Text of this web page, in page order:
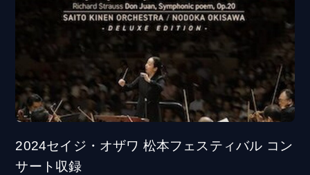
2024セイジ・オザワ 松本フェスティバル コン
サート収録